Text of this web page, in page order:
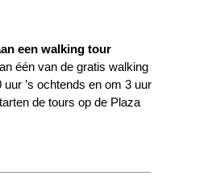
een walking tour
één van de gratis walking
’s ochtends en om 3 uur
de tours op de Plaza